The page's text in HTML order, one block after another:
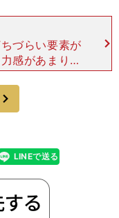
づらい要素が
感があまりな
づくにつれ勢
を（地面に）
LINEで送る